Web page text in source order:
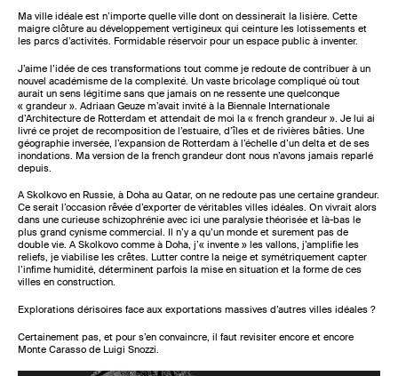
Ma ville idéale est n’importe quelle ville dont on dessinerait la lisière. Cette
maigre clôture au développement vertigineux qui ceinture les lotissements et
les parcs d’activités. Formidable réservoir pour un espace public à inventer.
J’aime l’idée de ces transformations tout comme je redoute de contribuer à un
nouvel académisme de la complexité. Un vaste bricolage compliqué où tout
aurait un sens légitime sans que jamais on ne ressente une quelconque
« grandeur ». Adriaan Geuze m’avait invité à la Biennale Internationale
d’Architecture de Rotterdam et attendait de moi la « french grandeur ». Je lui ai
livré ce projet de recomposition de l’estuaire, d’îles et de rivières bâties. Une
géographie inversée, l’expansion de Rotterdam à l’échelle d’un delta et de ses
inondations. Ma version de la french grandeur dont nous n’avons jamais reparlé
depuis.
A Skolkovo en Russie, à Doha au Qatar, on ne redoute pas une certaine grandeur.
Ce serait l’occasion rêvée d’exporter de véritables villes idéales. On vivrait alors
dans une curieuse schizophrénie avec ici une paralysie théorisée et là-bas le
plus grand cynisme commercial. Il n’y a qu’un monde et surement pas de
double vie. A Skolkovo comme à Doha, j’« invente » les vallons, j’amplifie les
reliefs, je viabilise les crêtes. Lutter contre la neige et symétriquement capter
l’infime humidité, déterminent parfois la mise en situation et la forme de ces
villes en construction.
Explorations dérisoires face aux exportations massives d’autres villes idéales ?
Certainement pas, et pour s’en convaincre, il faut revisiter encore et encore
Monte Carasso de Luigi Snozzi.